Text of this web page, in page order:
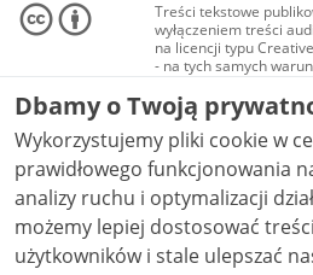
Treści tekstowe
wyłączeniem treści
na licencji typu
- na tych samych
Materiały
audio i wideo, są
Creative Commons:
niekomercyjne - bez
NC-ND 4.0), o ile nie
Dbamy o Twoją
Wykorzystujemy pliki cookie w
prawidłowego funkcjonowania
analizy ruchu i optymalizacji działania
możemy lepiej dostosować
użytkowników i stale ulepszać nasze